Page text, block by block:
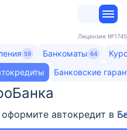
Лицензия №1745
59 Банкоматы 64
Банковские
автокредит в